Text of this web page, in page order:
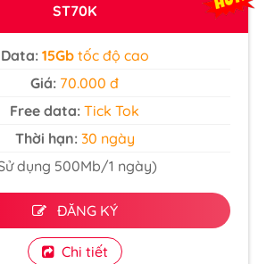
ST70K
Data:15Gbtốc độ cao
Giá: 70.000 đ
Free data:Tick Tok
Thời hạn:30 ngày
dụng 500Mb/1 ngày)
ĐĂNG KÝ
Chi tiết